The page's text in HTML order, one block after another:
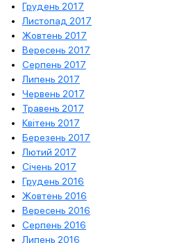
Грудень 2017
Листопад 2017
Жовтень 2017
Вересень 2017
Серпень 2017
Липень 2017
Червень 2017
Травень 2017
Квітень 2017
Березень 2017
Лютий 2017
Січень 2017
Грудень 2016
Жовтень 2016
Вересень 2016
Серпень 2016
Липень 2016